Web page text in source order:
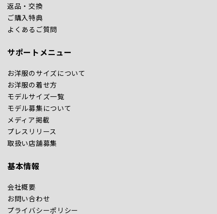
返品・交換
ご購入特典
よくあるご質問
サポートメニュー
お洋服のサイズについて
お洋服の着せ方
モデルサイズ一覧
モデル募集について
メディア掲載
プレスリリース
取扱い店舗募集
基本情報
会社概要
お問い合わせ
プライバシーポリシー